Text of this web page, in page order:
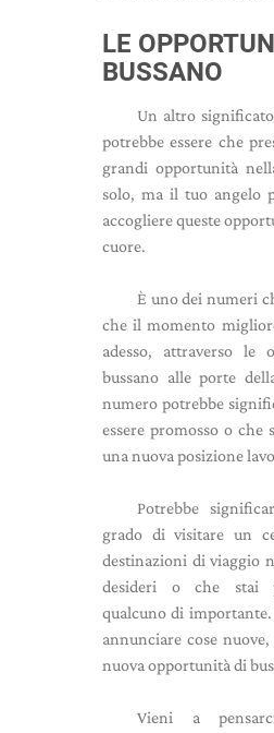
LE
BUSSANO
Un altro
potrebbe essere che
grandi opportunità
solo, ma il tuo angelo
accogliere queste
cuore.
È uno dei numeri
che il momento
adesso, attraverso le
bussano alle porte
numero potrebbe
essere promosso o che
una nuova posizione
Potrebbe
grado di visitare un
destinazioni di viaggio
desideri o che stai
qualcuno di importante.
annunciare cose
nuova opportunità di
Vieni a